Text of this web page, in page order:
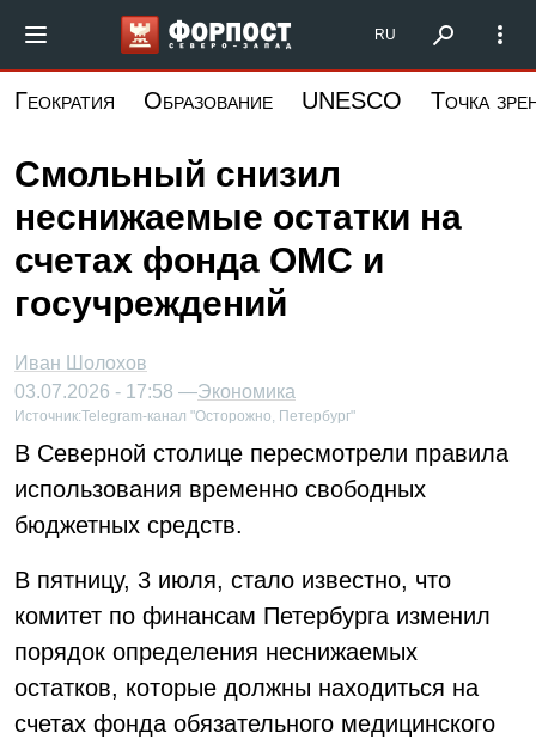
основному
Форпост Северо-Запад
RU
Геократия Образование UNESCO Точка
Смольный снизил
неснижаемые остатки на
счетах фонда ОМС и
госучреждений
Иван Шолохов
03.07.2026 - 17:58 —Экономика
Источник:Telegram-канал "Осторожно, Петербург"
В Северной столице пересмотрели правила
использования временно свободных
бюджетных средств.
В пятницу, 3 июля, стало известно, что
комитет по финансам Петербурга изменил
порядок определения неснижаемых
остатков, которые должны находиться на
счетах фонда обязательного медицинского